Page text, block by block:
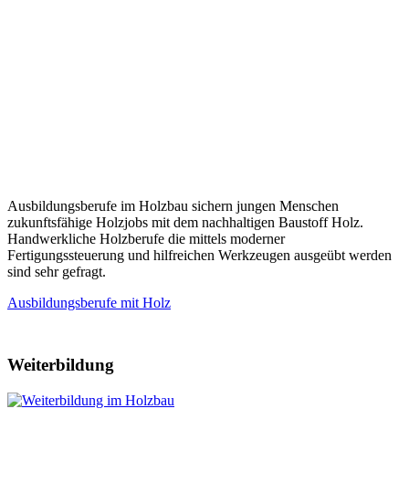
Ausbildungsberufe im Holzbau sichern jungen Menschen
zukunftsfähige Holzjobs mit dem nachhaltigen Baustoff Holz.
Handwerkliche Holzberufe die mittels moderner
Fertigungssteuerung und hilfreichen Werkzeugen ausgeübt werden
sind sehr gefragt.
Ausbildungsberufe mit Holz
Weiterbildung